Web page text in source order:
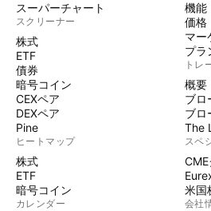
スーパーチャート
スクリーナー
株式
ETF
債券
暗号コイン
CEXペア
DEXペア
Pine
ヒートマップ
株式
ETF
暗号コイン
カレンダー
機能
価格
マー
プラ
トレ
概要
ブロ
ブロ
The
スペ
米国
会社